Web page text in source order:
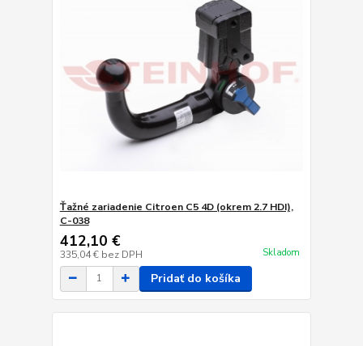
Ťažné zariadenie Citroen C5 4D (okrem 2.7 HDI),
C-038
412,10 €
335,04 € bez DPH Skladom
Pridať do košíka